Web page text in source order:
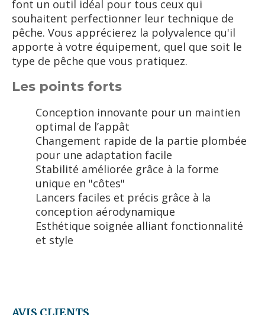
font un outil idéal pour tous ceux qui
souhaitent perfectionner leur technique de
pêche. Vous apprécierez la polyvalence qu'il
apporte à votre équipement, quel que soit le
type de pêche que vous pratiquez.
Les points forts
Conception innovante pour un maintien
optimal de l’appât
Changement rapide de la partie plombée
pour une adaptation facile
Stabilité améliorée grâce à la forme
unique en "côtes"
Lancers faciles et précis grâce à la
conception aérodynamique
Esthétique soignée alliant fonctionnalité
et style